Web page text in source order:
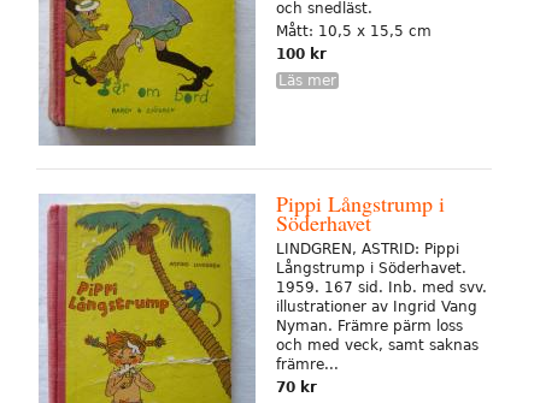
och snedläst.
Mått: 10,5 x 15,5 cm
100 kr
Läs mer
Pippi Långstrump i
Söderhavet
LINDGREN, ASTRID: Pippi
Långstrump i Söderhavet.
1959. 167 sid. Inb. med svv.
illustrationer av Ingrid Vang
Nyman. Främre pärm loss
och med veck, samt saknas
främre...
70 kr